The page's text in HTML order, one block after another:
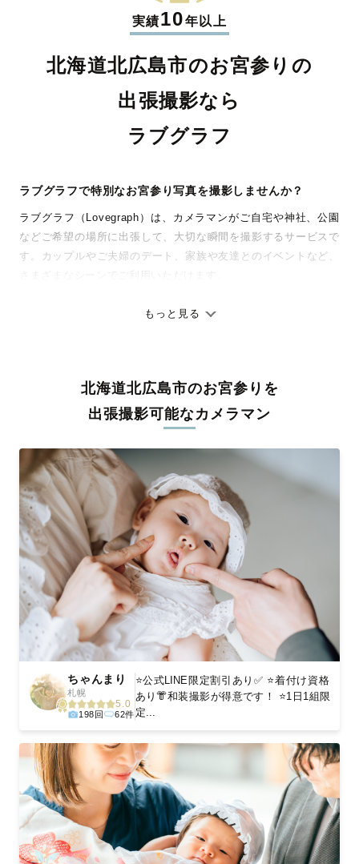
実績10年以上
北海道北広島市のお宮参りの
出張撮影なら
ラブグラフ
ラブグラフで特別なお宮参り写真を撮影しませんか？
ラブグラフ（Lovegraph）は、カメラマンがご自宅や神社、公園
などご希望の場所に出張して、大切な瞬間を撮影するサービスで
す。カップルやご夫婦のデート、家族や友達とのイベントなど、
ありのままの空気感を大切に、何十年経っても見返したくなるよ
料金は全国どこでも一律。わかりやすく安心の価格設定です。オ
リジナルの研修と厳正な審査に合格し、撮影技術やホスピタリテ
ィを身につけたプロのカメラマンが全国47都道府県に在籍してい
験をお届けします。
丁寧なレタッチで思い出を美しく仕上げます
撮影後は、独自の編集技術で写真の明るさや色合いを丁寧に調
整。自然な雰囲気を残しつつも、おしゃれで洗練された仕上がり
に。きっと「こんな写真を撮ってほしかった！」と思える一枚に
出会えます。まずは、ラブグラフの撮影事例をご覧ください。
もっと見る
北海道北広島市のお宮参りを
出張撮影可能なカメラマン
ちゃんまり
札幌
5.0
198回 62件
⭐️公式LINE限定割引あり✅ ⭐️着付け資格
あり👘和装撮影が得意です！ ⭐️1日1組限
定...